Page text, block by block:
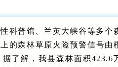
科普馆、兰英大峡谷等多个
的森林草原火险预警信号由
了解，我县森林面积423.6